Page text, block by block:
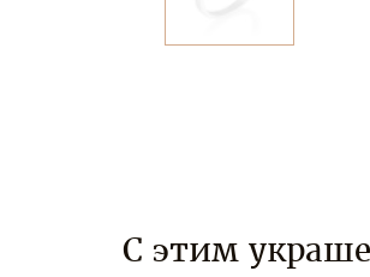
С этим